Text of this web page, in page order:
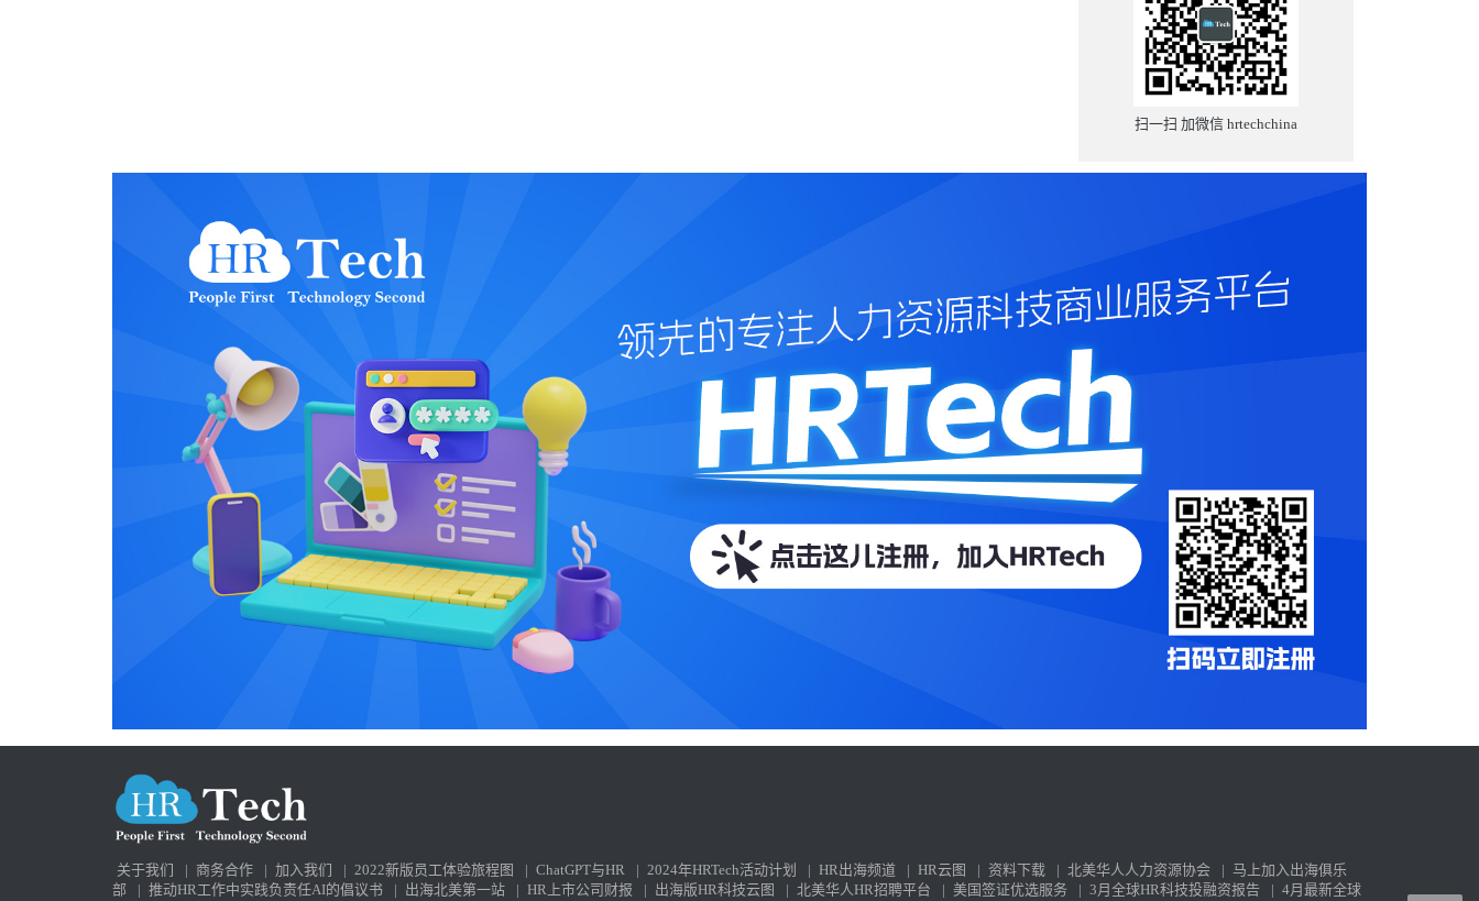
扫一扫 加微信 hrtechchina
关于我们 | 商务合作 | 加入我们 | 2022新版员工体验旅程图 | ChatGPT与HR | 2024年HRTech活动计划 | HR出海频道 | HR云图 | 资料下载 | 北美华人人力资源协会 | 马上加入出海俱乐
部
| 推动HR工作中实践负责任AI的倡议书 | 出海北美第一站 | HR上市公司财报 | 出海版HR科技云图 | 北美华人HR招聘平台 | 美国签证优选服务 | 3月全球HR科技投融资报告 | 4月最新全球